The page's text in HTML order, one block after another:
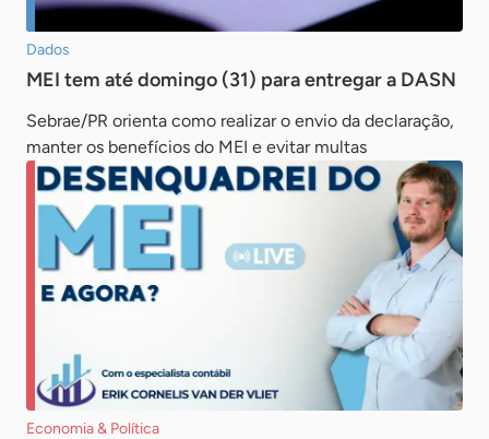
Dados
MEI tem até domingo (31) para entregar a DASN
Sebrae/PR orienta como realizar o envio da declaração,
manter os benefícios do MEI e evitar multas
Economia & Política